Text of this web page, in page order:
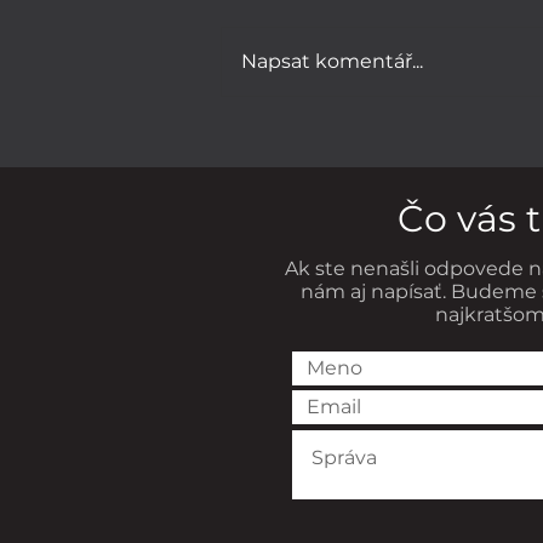
štúdia o šťastí?
Napsat komentář...
Čo vás
Ak ste nenašli odpovede
nám aj napísať. Budeme